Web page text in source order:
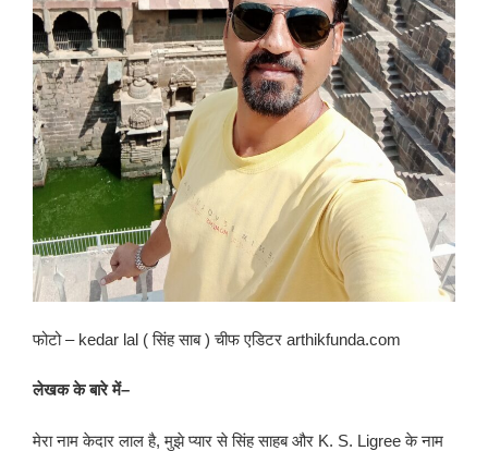
फोटो – kedar lal ( सिंह साब ) चीफ एडिटर arthikfunda.com
लेखक के बारे में–
मेरा नाम केदार लाल है, मुझे प्यार से सिंह साहब और K. S. Ligree के नाम